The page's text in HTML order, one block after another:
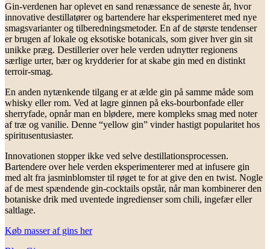
Gin-verdenen har oplevet en sand renæssance de seneste år, hvor
innovative destillatører og bartendere har eksperimenteret med nye
smagsvarianter og tilberedningsmetoder. En af de største tendenser
er brugen af lokale og eksotiske botanicals, som giver hver gin sit
unikke præg. Destillerier over hele verden udnytter regionens
særlige urter, bær og krydderier for at skabe gin med en distinkt
terroir-smag.
En anden nytænkende tilgang er at ælde gin på samme måde som
whisky eller rom. Ved at lagre ginnen på eks-bourbonfade eller
sherryfade, opnår man en blødere, mere kompleks smag med noter
af træ og vanilie. Denne “yellow gin” vinder hastigt popularitet hos
spiritusentusiaster.
Innovationen stopper ikke ved selve destillationsprocessen.
Bartendere over hele verden eksperimenterer med at infusere gin
med alt fra jasminblomster til røget te for at give den en twist. Nogle
af de mest spændende gin-cocktails opstår, når man kombinerer den
botaniske drik med uventede ingredienser som chili, ingefær eller
saltlage.
Køb masser af gins her